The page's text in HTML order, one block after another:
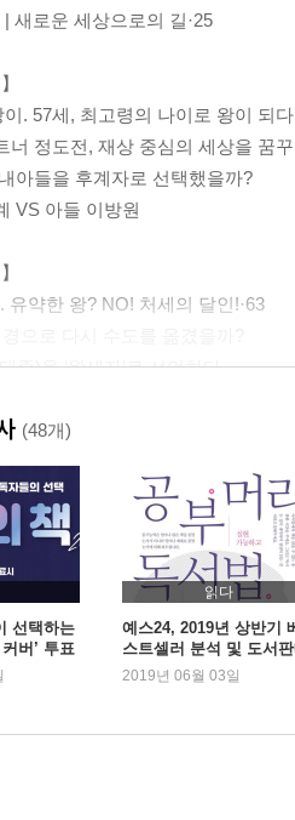
새로운 세상으로의 길·25
. 57세, 최고령의 나이로 왕이 되다
너 정도전, 재상 중심의 세상을 꿈
아들을 후계자로 선택했을까?
VS 아들 이방원
유약한 왕? NO! 처세의 달인!·63
종)을 ‘왕세자’로 선언하다
선 유일! 과거에 합격한 임금? 왕권
, 참된 왕권을 선보이다
로 왕위에서 내려온 유일한 임금
백성의, 백성에 의한, 백성을 위한
세종!
(48개)
선택하는
버’ 투표
읽다
예스24, 2019년 상반기
스트셀러 분석 및 도서
동향 발표
2019년 06월 03일